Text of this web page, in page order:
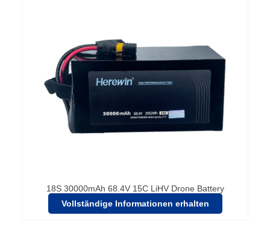
18S 30000mAh 68.4V 15C LiHV Drone Battery
Vollständige Informationen erhalten